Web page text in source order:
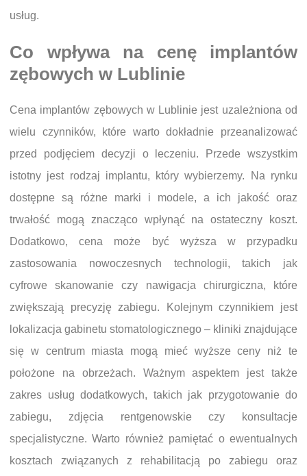
usług.
Co wpływa na cenę implantów
zębowych w Lublinie
Cena implantów zębowych w Lublinie jest uzależniona od
wielu czynników, które warto dokładnie przeanalizować
przed podjęciem decyzji o leczeniu. Przede wszystkim
istotny jest rodzaj implantu, który wybierzemy. Na rynku
dostępne są różne marki i modele, a ich jakość oraz
trwałość mogą znacząco wpłynąć na ostateczny koszt.
Dodatkowo, cena może być wyższa w przypadku
zastosowania nowoczesnych technologii, takich jak
cyfrowe skanowanie czy nawigacja chirurgiczna, które
zwiększają precyzję zabiegu. Kolejnym czynnikiem jest
lokalizacja gabinetu stomatologicznego – kliniki znajdujące
się w centrum miasta mogą mieć wyższe ceny niż te
położone na obrzeżach. Ważnym aspektem jest także
zakres usług dodatkowych, takich jak przygotowanie do
zabiegu, zdjęcia rentgenowskie czy konsultacje
specjalistyczne. Warto również pamiętać o ewentualnych
kosztach związanych z rehabilitacją po zabiegu oraz